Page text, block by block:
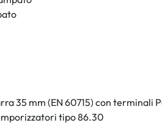
35 mm (EN 60715) con terminali
tipo 86.30